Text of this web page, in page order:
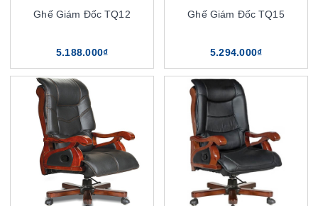
Ghế Giám Đốc TQ12
5.188.000₫
Ghế Giám Đốc TQ15
5.294.000₫